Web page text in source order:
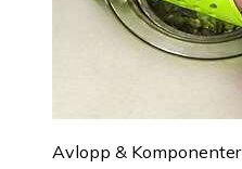
Avlopp & Komponenter